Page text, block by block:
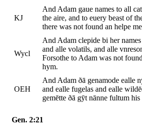
KJ
And Adam gaue names to all
the aire, and to euery beast of
there was not found an helpe
Wycl
And Adam clepide bi her
and alle volatils, and alle
Forsothe to Adam was not
hym.
OEH
And Adam ðā genamode ealle
and ealle fugelas and ealle
gemētte ðā gȳt nānne fultum his
Gen. 2:21